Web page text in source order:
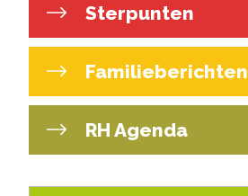
Sterpunten
Familieberichten
RH Agenda